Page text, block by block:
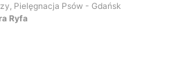
Pielęgnacja Psów - Gdańsk
Ryfa